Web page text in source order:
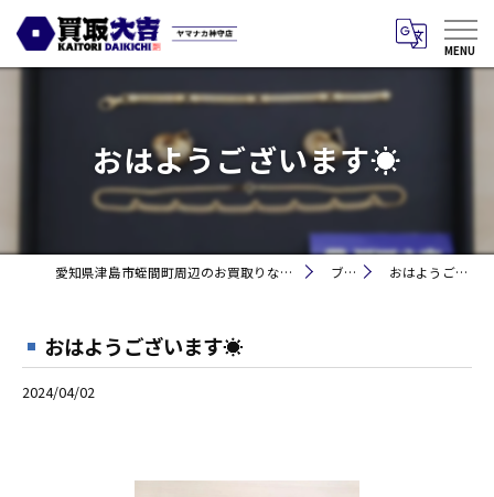
おはようございます☀
愛知県津島市蛭間町周辺のお買取りなら買取大吉 ヤマナカ神守店 ブログ おはようございます☀
おはようございます☀
2024/04/02